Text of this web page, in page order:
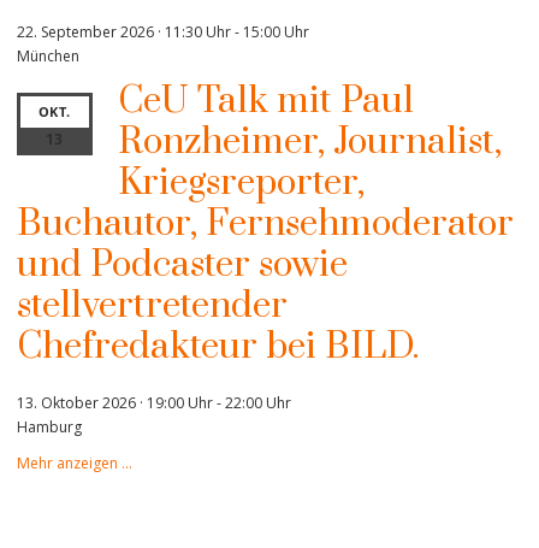
22. September 2026 · 11:30 Uhr- 15:00 Uhr
München
OKT.
13
CeU Talk mit Paul
Ronzheimer, Journalist,
Kriegsreporter,
Buchautor, Fernsehmoderator
und Podcaster sowie
stellvertretender
Chefredakteur bei BILD.
13. Oktober 2026 · 19:00 Uhr-22:00 Uhr
Hamburg
Mehr anzeigen …